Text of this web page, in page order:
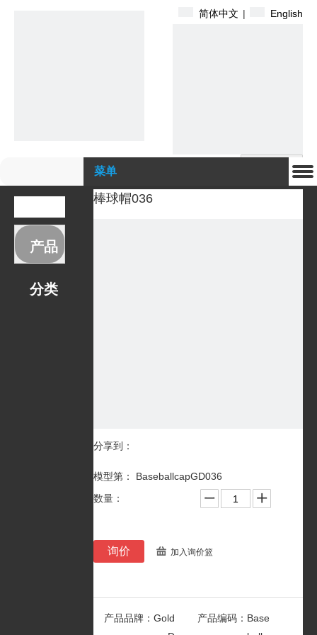
简体中文 | English
菜单
产品
分类
棒球帽036
分享到：
模型第： BaseballcapGD036
数量：
询价 加入询价篮
产品品牌： Gold
产品编码： Base